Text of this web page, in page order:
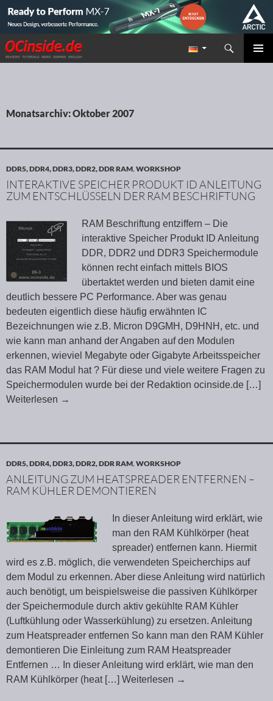
Redaktion ocinside.de PC Hardware Portal
Suchen
ZUM INHALT SPRINGEN
Monatsarchiv: Oktober 2007
DDR5, DDR4, DDR3, DDR2, DDR RAM,WORKSHOP
INTERAKTIVE SPEICHER PRODUKT ID ANLEITUNG
ZUM ENTSCHLÜSSELN DER RAM BESCHRIFTUNG
RAM Beschriftung entziffern – Die
interaktive Speicher Produkt ID Anleitung
DDR, DDR2 und DDR3 Speichermodule
können recht einfach mittels BIOS
übertaktet werden und bieten damit eine
deutlich bessere PC Performance. Aber was genau
bedeuten eigentlich diese häufig erwähnten IC
Bezeichnungen wie z.B. Micron D9GMH, D9HNH, etc. und
wie kann man anhand der Angaben auf den Modulen
erkennen, wieviel Megabyte oder Gigabyte Arbeitsspeicher
das RAM Modul hat ? Für diese und viele weitere Fragen zu
Speichermodulen wurde bei der Redaktion ocinside.de […]
Weiterlesen →
DDR5, DDR4, DDR3, DDR2, DDR RAM,WORKSHOP
ANLEITUNG ZUM HEATSPREADER ENTFERNEN –
RAM KÜHLER DEMONTIEREN
In dieser Anleitung wird erklärt, wie
man den RAM Kühlkörper (heat
spreader) entfernen kann. Hiermit
wird es z.B. möglich, die verwendeten Speicherchips auf
dem Modul zu erkennen. Aber diese Anleitung wird natürlich
auch benötigt, um beispielsweise die passiven Kühlkörper
der Speichermodule durch aktiv gekühlte RAM Kühler
(Luftkühlung oder Wasserkühlung) zu ersetzen. Anleitung
zum Heatspreader entfernen So kann man den RAM Kühler
demontieren Die Einleitung zum RAM Heatspreader
Entfernen … In dieser Anleitung wird erklärt, wie man den
RAM Kühlkörper (heat […] Weiterlesen →